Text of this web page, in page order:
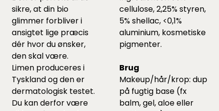
sikre, at din bio
glimmer forbliver i
ansigtet lige præcis
dér hvor du ønsker,
den skal være.
Limen produceres i
Tyskland og den er
dermatologisk testet.
Du kan derfor være
cellulose, 2,25% styren,
5% shellac, <0,1%
aluminium, kosmetiske
pigmenter.
Brug
Makeup/hår/krop: dup
på fugtig base (fx
balm, gel, aloe eller